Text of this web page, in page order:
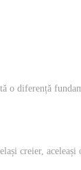
o diferență
creier, aceleași